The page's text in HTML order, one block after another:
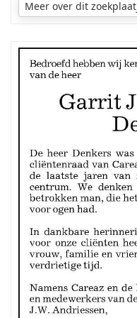
Meer over dit
Mijn
ouders
en
voorouders
van
overledene.
Wellicht
was
getrouwd
en